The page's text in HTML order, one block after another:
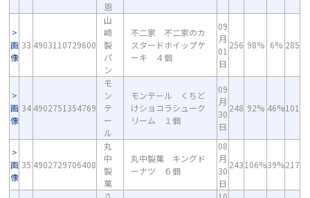
恩
画
像
33 4903110729600
山
崎
製
パ
ン
不二家 不二家のカ
スタードホイップケ
ーキ ４個
09
月
01
日
256 98% 6% 285
画
像
34 4902751354769
モ
ン
テ
ー
ル
モンテール くちど
けショコラシューク
リーム １個
09
月
30
日
248 92% 46%101
画
像
35 4902729706408
丸
中
製
菓
丸中製菓 キングド
ーナツ ６個
08
月
30
日
243106%39%217